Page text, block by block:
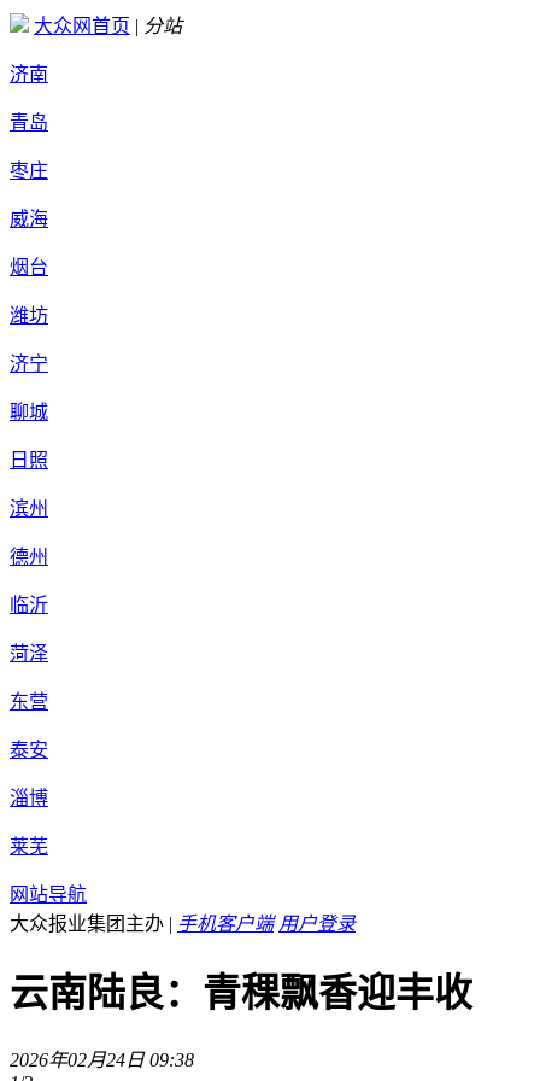
大众网首页 | 分站
济南
青岛
枣庄
威海
烟台
潍坊
济宁
聊城
日照
滨州
德州
临沂
菏泽
东营
泰安
淄博
莱芜
网站导航
大众报业集团主办 | 手机客户端 用户登录
云南陆良：青稞飘香迎丰收
2026年02月24日 09:38